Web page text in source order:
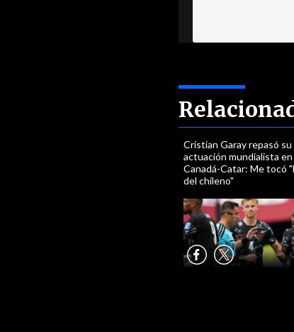
Cristian Garay repasó su
actuación mundialista en
Canadá-Catar: Me tocó
del chileno"